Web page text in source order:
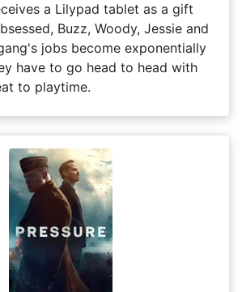
a Lilypad tablet as a gift
Buzz, Woody, Jessie and
jobs become exponentially
have to go head to head with
to playtime.